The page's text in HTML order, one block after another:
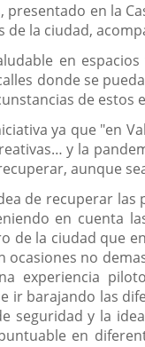
en la
la ciudad,
en
donde se
de estos
ya que "en
y la
aunque
de recuperar
en cuenta
de la ciudad que
no
experiencia
ir barajando las
seguridad y la
en